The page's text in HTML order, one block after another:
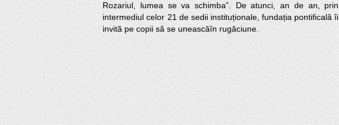
Rozariul, lumea se va schimba”. De atunci, an de an, prin
intermediul celor 21 de sedii instituționale, fundația pontificală îi
invită pe copii să se uneascăîn rugăciune.